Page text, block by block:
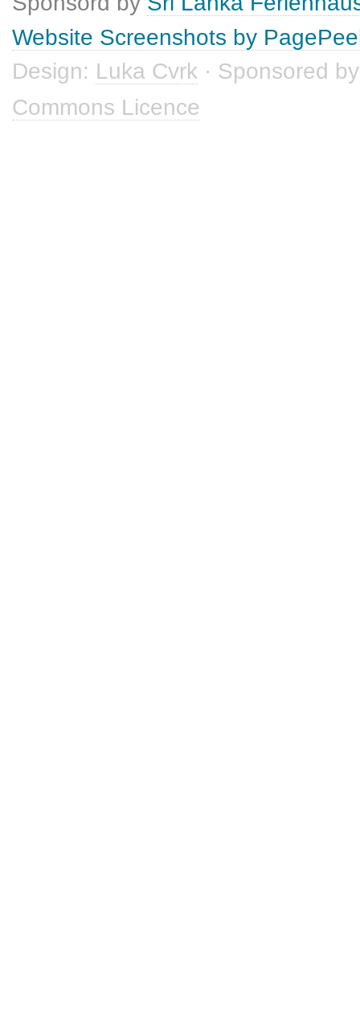
Website Screenshots by
Design: Luka Cvrk · Sponsored
Commons Licence